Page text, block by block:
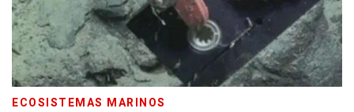
ECOSISTEMAS MARINOS